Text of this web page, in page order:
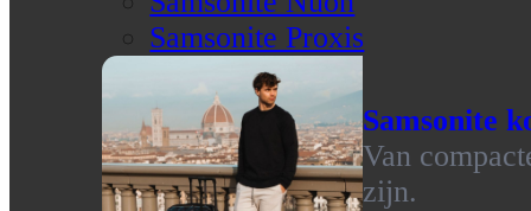
Samsonite Proxis
Samsonite
Van
zijn.